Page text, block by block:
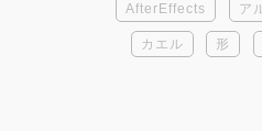
AfterEffects ア
カエル 形